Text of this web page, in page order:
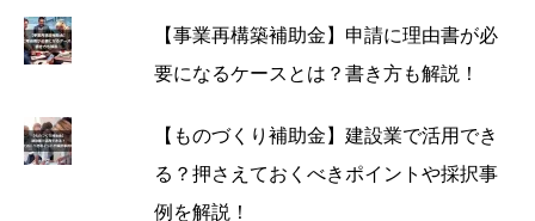
【事業再構築補助金】申請に理由書が必
要になるケースとは？書き方も解説！
【ものづくり補助金】建設業で活用でき
る？押さえておくべきポイントや採択事
例を解説！